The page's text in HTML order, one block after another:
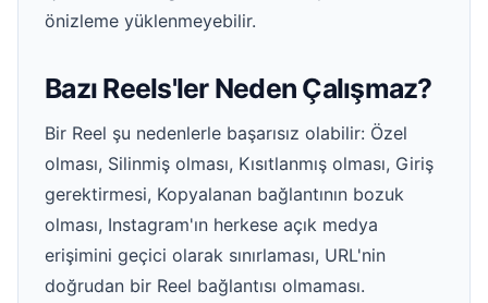
önizleme yüklenmeyebilir.
Bazı Reels'ler Neden Çalışmaz?
Bir Reel şu nedenlerle başarısız olabilir: Özel
olması, Silinmiş olması, Kısıtlanmış olması, Giriş
gerektirmesi, Kopyalanan bağlantının bozuk
olması, Instagram'ın herkese açık medya
erişimini geçici olarak sınırlaması, URL'nin
doğrudan bir Reel bağlantısı olmaması.